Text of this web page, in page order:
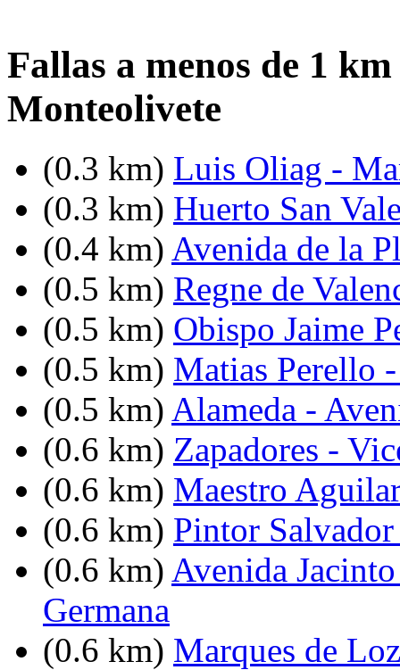
Fallas a menos de 1
Monteolivete
(0.3 km) Luis Oliag -
(0.3 km) Huerto San
(0.4 km) Avenida de la
(0.5 km) Regne de
(0.5 km) Obispo Jaime
(0.5 km) Matias Perello
(0.5 km) Alameda -
(0.6 km) Zapadores -
(0.6 km) Maestro
(0.6 km) Pintor
(0.6 km) Avenida
Germana
(0.6 km) Marques de